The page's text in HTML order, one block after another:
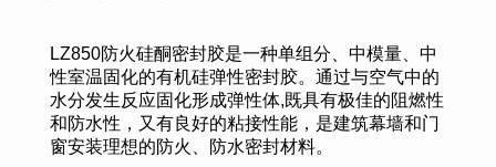
LZ850防火硅酮密封胶是一种单组分、中模量、中
性室温固化的有机硅弹性密封胶。通过与空气中的
水分发生反应固化形成弹性体,既具有极佳的阻燃性
和防水性，又有良好的粘接性能，是建筑幕墙和门
窗安装理想的防火、防水密封材料。